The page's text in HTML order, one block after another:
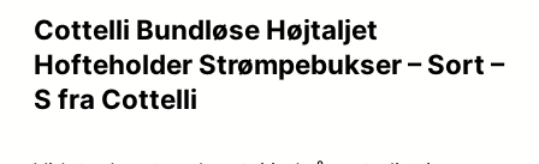
Cottelli Bundløse Højtaljet
Hofteholder Strømpebukser – Sort –
S fra Cottelli